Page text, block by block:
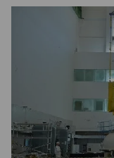
scheikundige
onderzochte
RIMFAX
eXperiment)
ondergrond in
sporen.
MEDA (Mars
weerstation